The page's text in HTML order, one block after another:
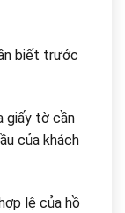
biết trước
giấy tờ cần
của khách
lệ của hồ